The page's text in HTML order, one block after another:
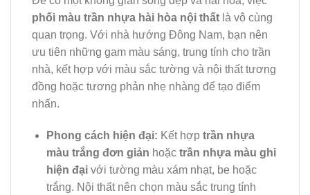
phối màu trần nhựa hài hòa nội thất là vô cùng
quan trọng. Với nhà hướng Đông Nam, bạn nên
ưu tiên những gam màu sáng, trung tính cho trần
nhà, kết hợp với màu sắc tường và nội thất tương
đồng hoặc tương phản nhẹ nhàng để tạo điểm
nhấn.
Phong cách hiện đại: Kết hợp trần nhựa
màu trắng đơn giản hoặc trần nhựa màu ghi
hiện đạivới tường màu xám nhạt, be hoặc
trắng. Nội thất nên chọn màu sắc trung tính